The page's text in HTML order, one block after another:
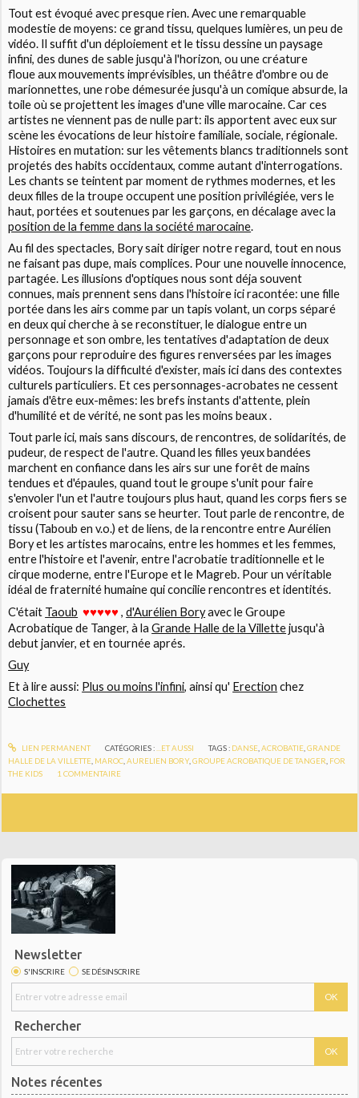
Tout est évoqué avec presque rien. Avec une remarquable
modestie de moyens: ce grand tissu, quelques lumières, un peu de
vidéo. Il suffit d'un déploiement et le tissu dessine un paysage
infini, des dunes de sable jusqu'à l'horizon, ou une créature
floue aux mouvements imprévisibles, un théâtre d'ombre ou de
marionnettes, une robe démesurée jusqu'à un comique absurde, la
toile où se projettent les images d'une ville marocaine. Car ces
artistes ne viennent pas de nulle part: ils apportent avec eux sur
scène les évocations de leur histoire familiale, sociale, régionale.
Histoires en mutation: sur les vêtements blancs traditionnels sont
projetés des habits occidentaux, comme autant d'interrogations.
Les chants se teintent par moment de rythmes modernes, et les
deux filles de la troupe occupent une position privilégiée, vers le
haut, portées et soutenues par les garçons, en décalage avec la
position de la femme dans la société marocaine.
Au fil des spectacles, Bory sait diriger notre regard, tout en nous
ne faisant pas dupe, mais complices. Pour une nouvelle innocence,
partagée. Les illusions d'optiques nous sont déja souvent
connues, mais prennent sens dans l'histoire ici racontée: une fille
portée dans les airs comme par un tapis volant, un corps séparé
en deux qui cherche à se reconstituer, le dialogue entre un
personnage et son ombre, les tentatives d'adaptation de deux
garçons pour reproduire des figures renversées par les images
vidéos. Toujours la difficulté d'exister, mais ici dans des contextes
culturels particuliers. Et ces personnages-acrobates ne cessent
jamais d'être eux-mêmes: les brefs instants d'attente, plein
d'humilité et de vérité, ne sont pas les moins beaux .
Tout parle ici, mais sans discours, de rencontres, de solidarités, de
pudeur, de respect de l'autre. Quand les filles yeux bandées
marchent en confiance dans les airs sur une forêt de mains
tendues et d'épaules, quand tout le groupe s'unit pour faire
s'envoler l'un et l'autre toujours plus haut, quand les corps fiers se
croisent pour sauter sans se heurter. Tout parle de rencontre, de
tissu (Taboub en v.o.) et de liens, de la rencontre entre Aurélien
Bory et les artistes marocains, entre les hommes et les femmes,
entre l'histoire et l'avenir, entre l'acrobatie traditionnelle et le
cirque moderne, entre l'Europe et le Magreb. Pour un véritable
idéal de fraternité humaine qui concilie rencontres et identités.
C'était Taoub ♥♥♥♥♥, d'Aurélien Boryavec leGroupe
Acrobatique de Tanger, à laGrande Halle de la Villettejusqu'à
debut janvier, et en tournée aprés.
Guy
Et à lire aussi: Plus ou moins l'infini, ainsi qu' Erection chez
Clochettes
LIEN PERMANENT CATÉGORIES :...ET AUSSI TAGS : DANSE,ACROBATIE,GRANDE
HALLE DE LA VILLETTE, MAROC,AURELIEN BORY,GROUPE ACROBATIQUE DE TANGER, FOR
THE KIDS
1COMMENTAIRE
Newsletter
S'INSCRIRE SE DÉSINSCRIRE
Rechercher
Notes récentes